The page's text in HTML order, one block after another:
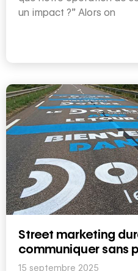
un impact ?” Alors on
Street marketing
communiquer sans
15 septembre 2025